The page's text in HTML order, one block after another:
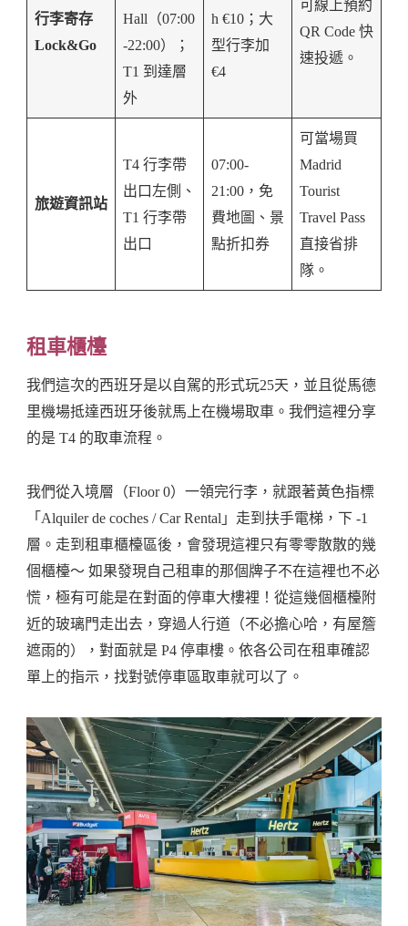
行李寄存
Lock&Go
Hall（07:00
-22:00）；
T1 到達層
外
h €10；大
型行李加
€4
可線上預約
QR Code 快
速投遞。
旅遊資訊站
T4 行李帶
出口左側、
T1 行李帶
出口
07:00-
21:00，免
費地圖、景
點折扣券
可當場買
Madrid
Tourist
Travel Pass
直接省排
隊。
租車櫃檯
我們這次的西班牙是以自駕的形式玩25天，並且從馬德
里機場抵達西班牙後就馬上在機場取車。我們這裡分享
的是 T4 的取車流程。
我們從入境層（Floor 0）一領完行李，就跟著黃色指標
「Alquiler de coches / Car Rental」走到扶手電梯，下 -1
層。走到租車櫃檯區後，會發現這裡只有零零散散的幾
個櫃檯～ 如果發現自己租車的那個牌子不在這裡也不必
慌，極有可能是在對面的停車大樓裡！從這幾個櫃檯附
近的玻璃門走出去，穿過人行道（不必擔心哈，有屋簷
遮雨的），對面就是 P4 停車樓。依各公司在租車確認
單上的指示，找對號停車區取車就可以了。